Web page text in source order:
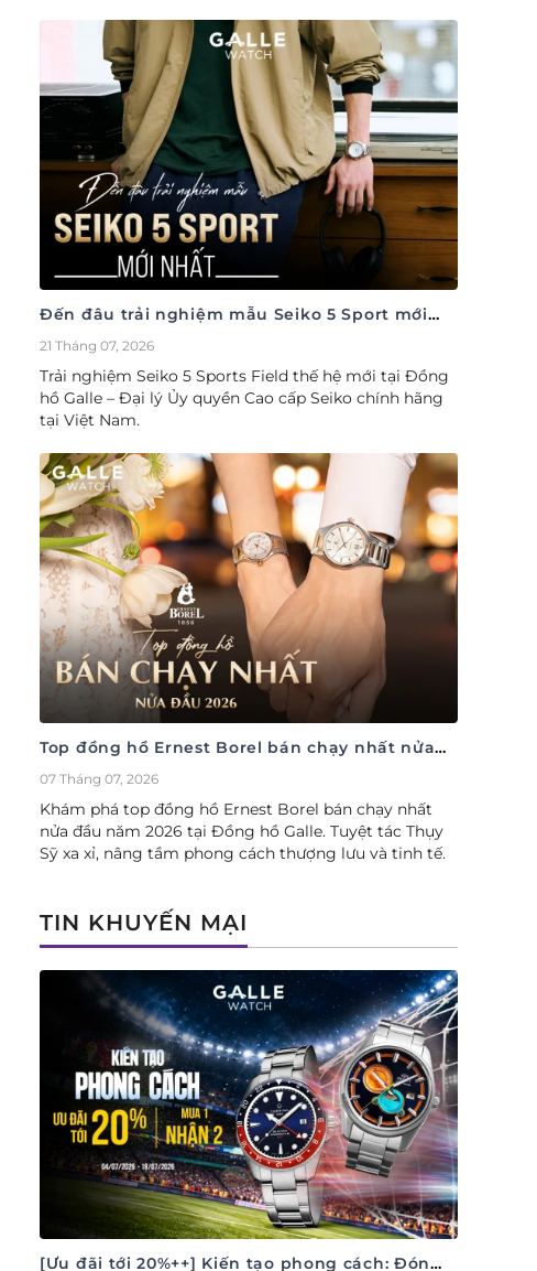
Đến đâu trải nghiệm mẫu Seiko 5 Sport mới
nhất
21 Tháng 07, 2026
Trải nghiệm Seiko 5 Sports Field thế hệ mới tại Đồng
hồ Galle – Đại lý Ủy quyền Cao cấp Seiko chính hãng
tại Việt Nam.
Top đồng hồ Ernest Borel bán chạy nhất nửa
đầu năm 2026
07 Tháng 07, 2026
Khám phá top đồng hồ Ernest Borel bán chạy nhất
nửa đầu năm 2026 tại Đồng hồ Galle. Tuyệt tác Thụy
Sỹ xa xỉ, nâng tầm phong cách thượng lưu và tinh tế.
TIN KHUYẾN MẠI
[Ưu đãi tới 20%++] Kiến tạo phong cách: Đón